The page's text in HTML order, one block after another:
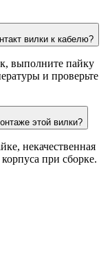
вилки к кабелю?
выполните пайку
и проверьте
этой вилки?
некачественная
при сборке.